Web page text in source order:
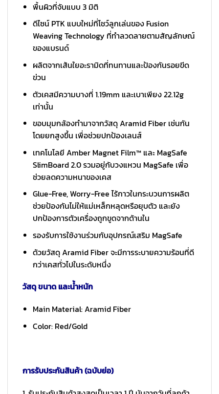
พื้นผิวที่จับแบบ 3 มิติ
ดีไซน์ PTK แบบใหม่ที่โชว์ลูกเล่นของ Fusion
Weaving Technology ที่ทำลวดลายตามสัญลักษณ์
ของแบรนด์
ผลิตจากเส้นใยอะรามิดที่ทนทานและป้องกันรอยขีด
ข่วน
ตัวเคสมีความบางที่ 1.19mm และเบาเพียง 22.12g
เท่านั้น
ขอบมุมกล้องทำมาจากวัสดุ Aramid Fiber เช่นกัน
โดยยกสูงขึ้น เพื่อช่วยปกป้องเลนส์
เทคโนโลยี Amber Magnet Film™ และ MagSafe
SlimBoard 2.0 รวมอยู่กับวงแหวน MagSafe เพื่อ
ช่วยลดความหนาของเคส
Glue-Free, Worry-Free ไร้กาวในกระบวนการผลิต
ช่วยป้องกันไม่ให้แม่เหล็กหลุดหรือยุบตัว และยัง
ปกป้องการตัวเครื่องถูกขูดจากด้านใน
รองรับการใช้งานร่วมกับอุปกรณ์เสริม MagSafe
ด้วยวัสดุ Aramid Fiber จะมีการระบายความร้อนที่ดี
กว่าเคสทั่วไปในระดับหนึ่ง
วัสดุ ขนาด และน้ำหนัก
Main Material: Aramid Fiber
Color: Red/Gold
การรับประกันสินค้า (ฉบับย่อ)